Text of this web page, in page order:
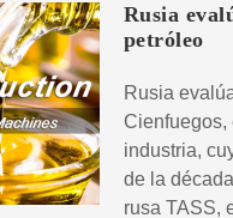
Rusia
petróleo
Rusia
Cienfuegos,
industria,
de la
rusa TASS,